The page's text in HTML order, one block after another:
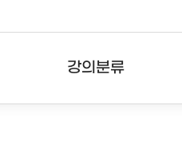
강의분류